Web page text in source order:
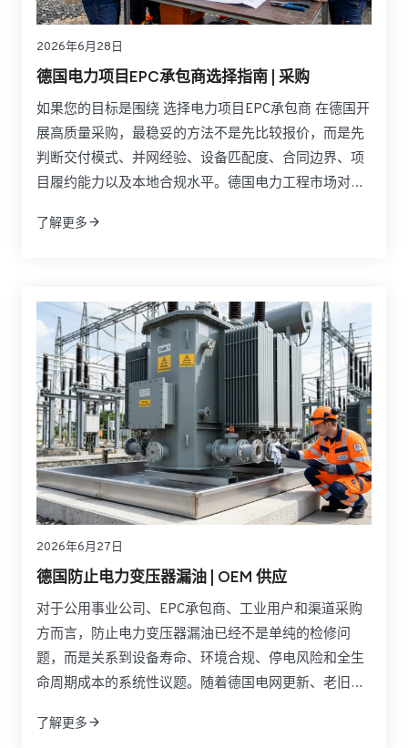
2026年6月28日
德国电力项目EPC承包商选择指南 | 采购
如果您的目标是围绕 选择电力项目EPC承包商 在德国开
展高质量采购，最稳妥的方法不是先比较报价，而是先
判断交付模式、并网经验、设备匹配度、合同边界、项
目履约能力以及本地合规水平。德国电力工程市场对
能源并网、储能系统部署、电网升级、CE合规、调试文
同时具备工程总承包能力、设备整合能力和跨区域交付
能力。
了解更多
2026年6月27日
德国防止电力变压器漏油 | OEM 供应
对于公用事业公司、EPC承包商、工业用户和渠道采购
方而言，防止电力变压器漏油已经不是单纯的检修问
题，而是关系到设备寿命、环境合规、停电风险和全生
命周期成本的系统性议题。随着德国电网更新、老旧变
片老化、密封胶失效和油液管理不足所带来的漏油风险
了解更多